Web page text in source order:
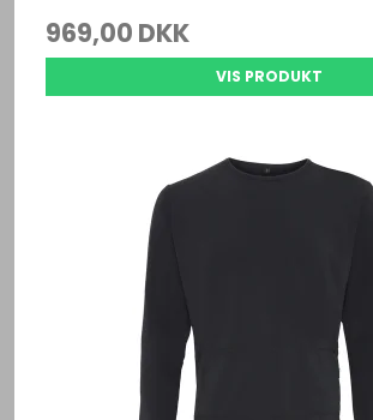
969,00 DKK
VIS PRODUKT